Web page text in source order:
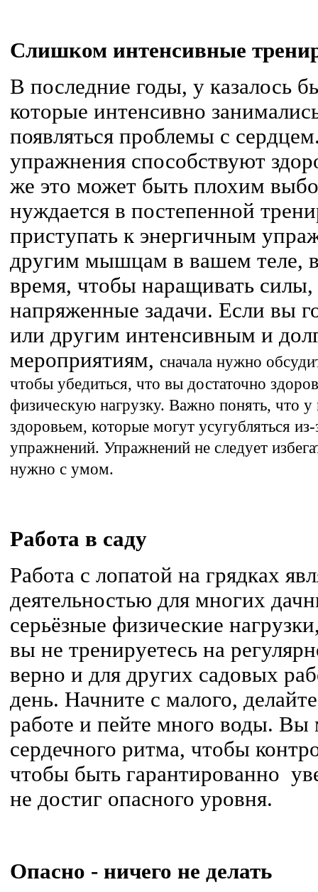
Слишком интенсивные
В последние годы, у казалось
которые интенсивно
появляться проблемы с
упражнения способствуют
же это может быть плохим
нуждается в постепенной
приступать к энергичным
другим мышцам в вашем теле,
время, чтобы наращивать
напряженные задачи. Если вы
или другим интенсивным и
мероприятиям, сначала нужно
чтобы убедиться, что вы достаточно
физическую нагрузку. Важно понять, что у
здоровьем, которые могут усугубляться
упражнений. Упражнений не следует
нужно с умом.
Работа в саду
Работа с лопатой на грядках
деятельностью для многих
серьёзные физические
вы не тренируетесь на
верно и для других садовых
день. Начните с малого,
работе и пейте много воды.
сердечного ритма, чтобы
чтобы быть гарантированно
не достиг опасного уровня.
Опасно - ничего не делать